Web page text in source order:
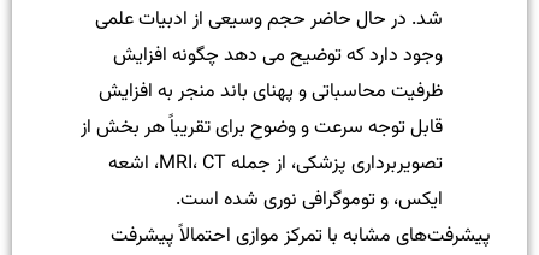
شد. در حال حاضر حجم وسیعی از ادبیات علمی
وجود دارد که توضیح می دهد چگونه افزایش
ظرفیت محاسباتی و پهنای باند منجر به افزایش
قابل توجه سرعت و وضوح برای تقریباً هر بخش از
تصویربرداری پزشکی، از جمله MRI، CT، اشعه
ایکس، و توموگرافی نوری شده است.
پیشرفت‌های مشابه با تمرکز موازی احتمالاً پیشرفت